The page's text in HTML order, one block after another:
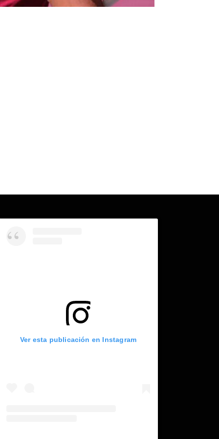
Ver esta publicación en Instagram